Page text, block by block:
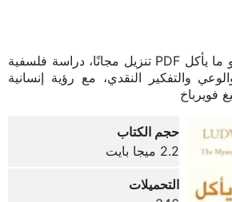
تحميل كتاب الإنسان هو ما يأكل PDF تنزيل مجانًا، دراسة فلسفية
والتفكير النقدي، مع رؤية إنسانية
فويرباخ
حجم الكتاب
2.2 ميجا بايت
التحميلات